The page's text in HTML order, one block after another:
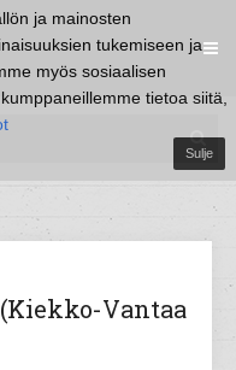
ja mainosten
tukemiseen ja
myös sosiaalisen
tietoa siitä,
Sulje
Vantaa